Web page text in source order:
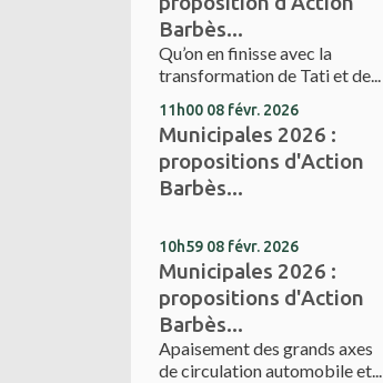
Barbès...
Qu’on en finisse avec la
transformation de Tati et de...
11h00 08 févr. 2026
Municipales 2026 :
propositions d'Action
Barbès...
10h59 08 févr. 2026
Municipales 2026 :
propositions d'Action
Barbès...
Apaisement des grands axes
de circulation automobile et...